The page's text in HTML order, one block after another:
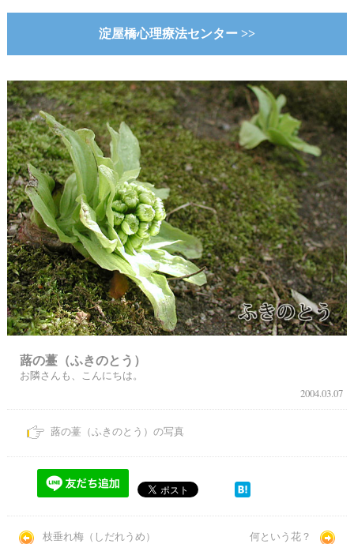
淀屋橋心理療法センター >>
蕗の薹（ふきのとう）
お隣さんも、こんにちは。
2004.03.07
蕗の薹（ふきのとう）の写真
枝垂れ梅（しだれうめ） 何という花？